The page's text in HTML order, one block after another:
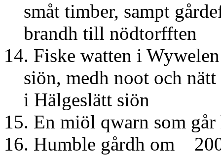
småt timber, sampt
brandh till nödtorfften
14. Fiske watten i
siön, medh noot och nätt
i Hälgeslätt siön
15. En miöl qwarn som
16. Humble gårdh om